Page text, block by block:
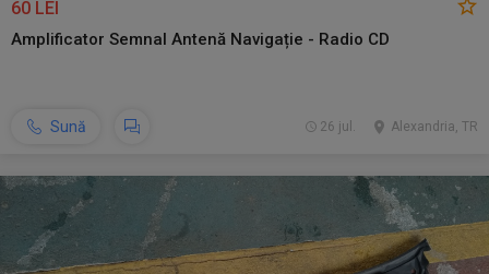
60 LEI
Amplificator Semnal Antenă Navigație - Radio CD
Sună Alexandria, TR
26 jul.